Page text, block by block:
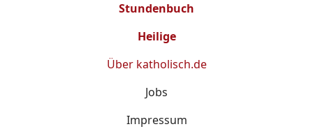
Stundenbuch
Heilige
Über katholisch.de
Jobs
Impressum